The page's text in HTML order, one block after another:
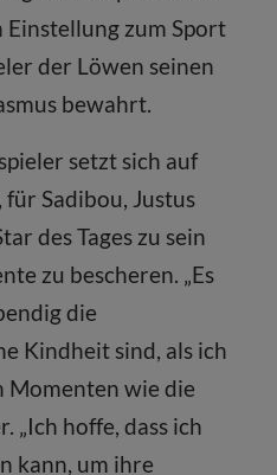
zum Sport
der Löwen seinen
bewahrt.
setzt sich auf
Sadibou, Justus
des Tages zu sein
zu bescheren. „Es
die
Kindheit sind, als ich
Momenten wie die
„Ich hoffe, dass ich
kann, um ihre